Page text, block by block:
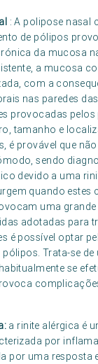
: A polipose nasal
de pólipos
da mucosa
a mucosa
com a
nas paredes
provocadas pelos
tamanho e
é provável que
sendo
devido a uma
quando estes
uma
adotadas para
é possível optar
Trata-se de
se
a rinite alérgica é
por
por uma resposta